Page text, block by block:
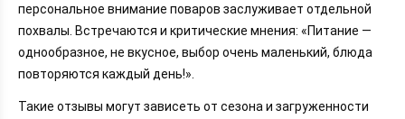
персональное внимание поваров заслуживает отдельной
похвалы. Встречаются и критические мнения: «Питание —
однообразное, не вкусное, выбор очень маленький, блюда
повторяются каждый день!».
Такие отзывы могут зависеть от сезона и загруженности